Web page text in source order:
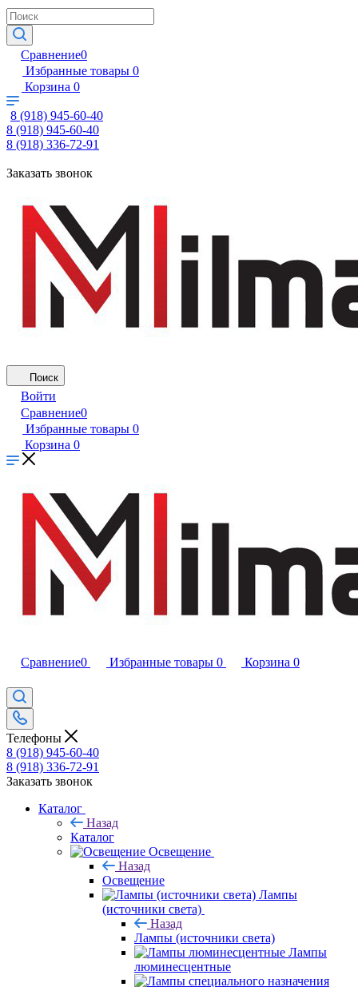
Сравнение0
Избранные товары 0
Корзина 0
8 (918) 945-60-40
8 (918) 945-60-40
8 (918) 336-72-91
Заказать звонок
Поиск
Войти
Сравнение0
Избранные товары 0
Корзина 0
Сравнение0 Избранные товары 0 Корзина 0
Телефоны
8 (918) 945-60-40
8 (918) 336-72-91
Заказать звонок
Каталог
Назад
Каталог
Освещение
Назад
Освещение
Лампы
(источники света)
Назад
Лампы (источники света)
Лампы
люминесцентные